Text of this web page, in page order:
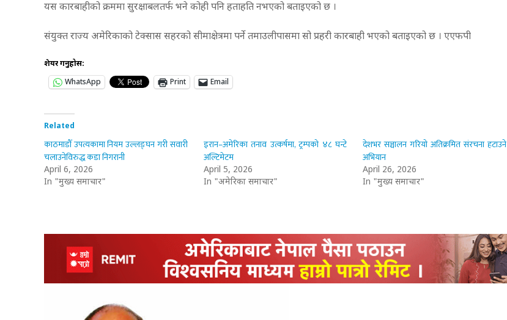
यस कारबाहीको क्रममा सुरक्षाबलतर्फ भने कोही पनि हताहति नभएको बताइएको छ ।
संयुक्त राज्य अमेरिकाको टेक्सास सहरको सीमाक्षेत्रमा पर्ने तमाउलीपासमा सो प्रहरी कारबाही भएको बताइएको छ । एएफपी
शेयर गर्नुहोस:
WhatsApp
Print Email
Related
काठमाडौँ उपत्यकामा नियम उल्लङ्घन गरी सवारी
चलाउनेविरुद्ध कडा निगरानी
April 6, 2026
In "मुख्य समाचार"
इरान–अमेरिका तनाव उत्कर्षमा, ट्रम्पको ४८ घन्टे
अल्टिमेटम
April 5, 2026
In "अमेरिका समाचार"
देशभर सञ्चालन गरियो अतिक्रमित संरचना हटाउने
अभियान
April 26, 2026
In "मुख्य समाचार"